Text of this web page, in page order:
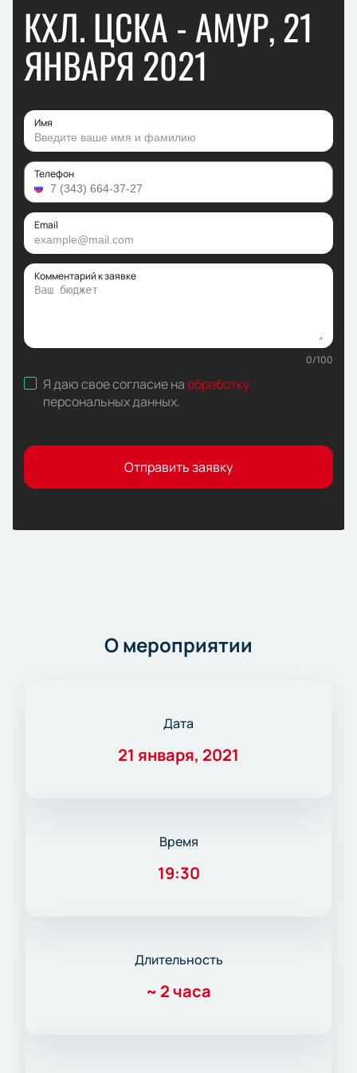
КХЛ. ЦСКА - АМУР, 21
ЯНВАРЯ 2021
Имя
Телефон
Email
Комментарий к заявке
0/100
Я даю свое согласие наобработку
персональных данных.
Отправить заявку
О мероприятии
Дата
21 января, 2021
Время
19:30
Длительность
~ 2 часа